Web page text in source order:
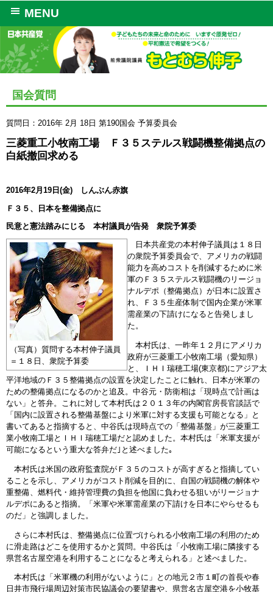
MENU
国会質問
質問日：2016年 2月 18日 第190国会 予算委員会
三菱重工小牧南工場 Ｆ３５ステルス戦闘機整備拠点の
白紙撤回求める
2016年2月19日(金) しんぶん赤旗
Ｆ３５、日本を整備拠点に
民意と憲法踏みにじる 本村議員が告発 衆院予算委
（写真）質問する本村伸子議員
＝１８日、衆院予算委
日本共産党の本村伸子議員は１８日
の衆院予算委員会で、アメリカの戦闘
能力を高めコストを削減するために米
軍のＦ３５ステルス戦闘機のリージョ
ナルデポ（整備拠点）が日本に設置さ
れ、Ｆ３５生産体制で国内企業が米軍
需産業の下請けになると告発しまし
た。
本村氏は、一昨年１２月にアメリカ
政府が三菱重工小牧南工場（愛知県）
と、ＩＨＩ瑞穂工場(東京都)にアジア太
平洋地域のＦ３５整備拠点の設置を決定したことに触れ、日本が米軍の
ための整備拠点になるのかと追及。中谷元・防衛相は「現時点で計画は
ない」と答弁。これに対して本村氏は２０１３年の内閣官房長官談話で
「国内に設置される整備基盤により米軍に対する支援も可能となる」と
書いてあると指摘すると、中谷氏は現時点での「整備基盤」が三菱重工
業小牧南工場とＩＨＩ瑞穂工場だと認めました。本村氏は「米軍支援が
可能になるという重大な答弁だ｣と述べました｡
本村氏は米国の政府監査院がＦ３５のコストが高すぎると指摘してい
ることを示し、アメリカがコスト削減を目的に、自国の戦闘機の解体や
重整備、燃料代・維持管理費の負担を他国に負わせる狙いがリージョナ
ルデポにあると指摘。「米軍や米軍需産業の下請けを日本にやらせるも
のだ」と強調しました。
さらに本村氏は、整備拠点に位置づけられる小牧南工場の利用のため
に滑走路はどこを使用するかと質問。中谷氏は「小牧南工場に隣接する
県営名古屋空港を利用することになると考えられる」と述べました。
本村氏は「米軍機の利用がないように」との地元２市１町の首長や春
日井市飛行場周辺対策市民協議会の要望書や、県営名古屋空港を小牧基